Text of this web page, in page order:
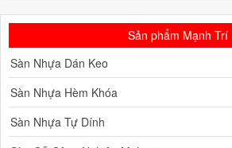
Sản phẩm Mạnh Trí
Sàn Nhựa Dán Keo
Sàn Nhựa Hèm Khóa
Sàn Nhựa Tự Dính